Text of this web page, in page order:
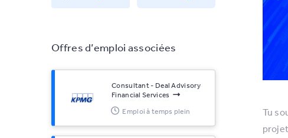
Offres d’emploi associées
Consultant - Deal Advisory
Financial Services
Emploi à temps plein
Tu